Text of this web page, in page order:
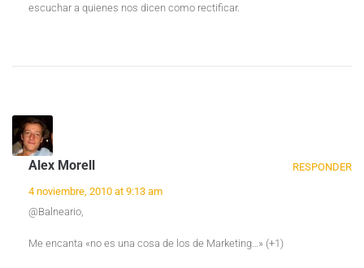
escuchar a quienes nos dicen como rectificar.
Alex Morell
4 noviembre, 2010 at 9:13 am
RESPONDER
@Balneario,
Me encanta «no es una cosa de los de Marketing…» (+1)